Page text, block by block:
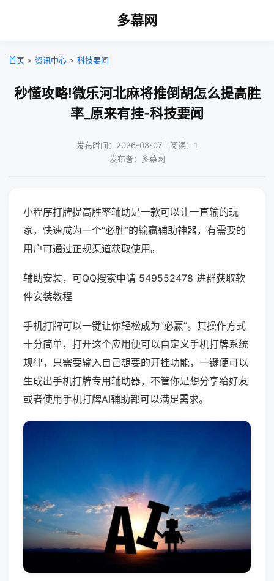
多幕网
首页 > 资讯中心 > 科技要闻
秒懂攻略!微乐河北麻将推倒胡怎么提高胜
率_原来有挂-科技要闻
发布时间：2026-08-07｜阅读：1
发布者：多幕网
小程序打牌提高胜率辅助是一款可以让一直输的玩
家，快速成为一个“必胜”的输赢辅助神器，有需要的
用户可通过正规渠道获取使用。
辅助安装，可QQ搜索申请 549552478 进群获取软
件安装教程
手机打牌可以一键让你轻松成为“必赢”。其操作方式
十分简单，打开这个应用便可以自定义手机打牌系统
规律，只需要输入自己想要的开挂功能，一键便可以
生成出手机打牌专用辅助器，不管你是想分享给好友
或者使用手机打牌AI辅助都可以满足需求。